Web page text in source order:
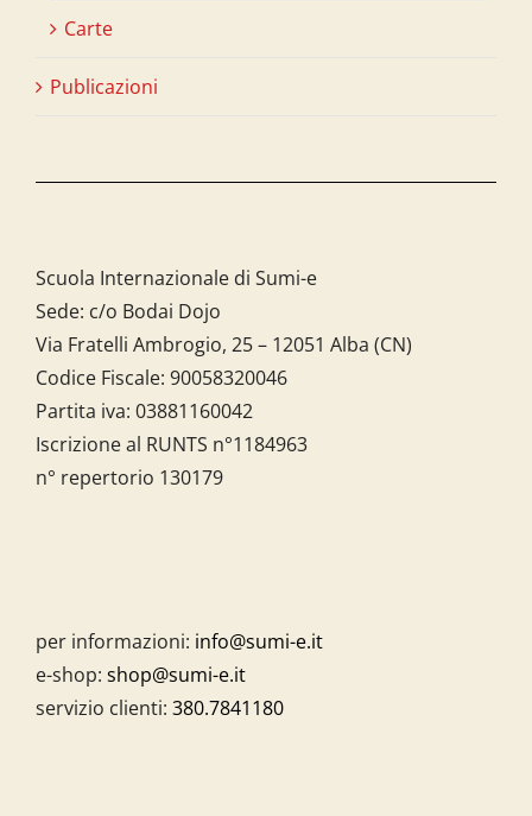
Carte
Publicazioni
Scuola Internazionale di Sumi-e
Sede: c/o Bodai Dojo
Via Fratelli Ambrogio, 25 – 12051 Alba (CN)
Codice Fiscale: 90058320046
Partita iva: 03881160042
Iscrizione al RUNTS n°1184963
n° repertorio 130179
per informazioni: info@sumi-e.it
e-shop: shop@sumi-e.it
servizio clienti: 380.7841180